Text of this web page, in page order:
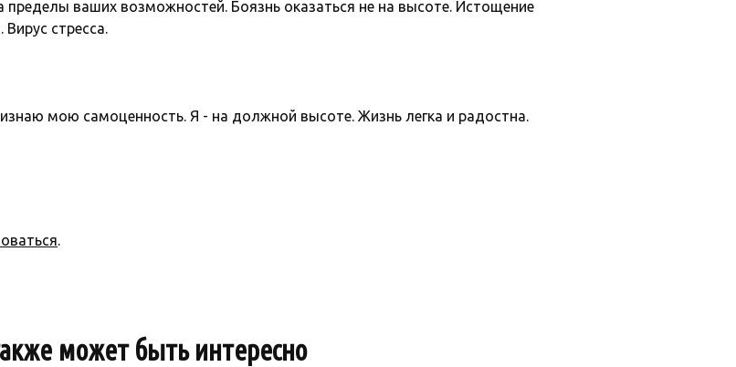
пределы ваших возможностей. Боязнь оказаться не на высоте. Истощение
Вирус стресса.
мою самоценность. Я - на должной высоте. Жизнь легка и радостна.
.
может быть интересно